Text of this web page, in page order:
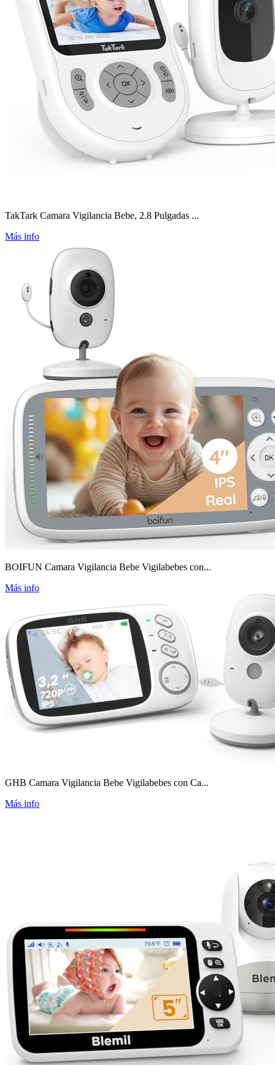
TakTark Camara Vigilancia Bebe, 2.8 Pulgadas ...
Más info
BOIFUN Camara Vigilancia Bebe Vigilabebes con...
Más info
GHB Camara Vigilancia Bebe Vigilabebes con Ca...
Más info